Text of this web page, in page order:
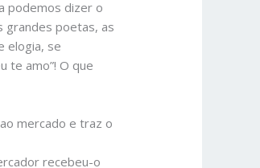
podemos dizer o
grandes poetas, as
elogia, se
te amo”! O que
mercado e traz o
recebeu-o